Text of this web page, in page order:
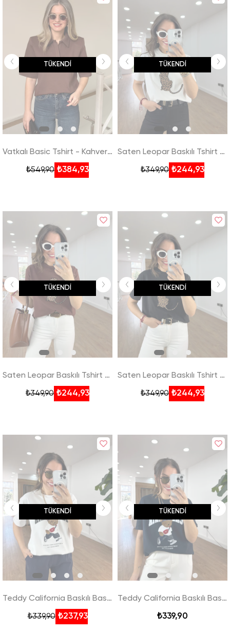
TÜKENDI
Vatkalı Basic Tshirt - Kahverengi
₺384,93
₺549,90
TÜKENDI
Saten Leopar Baskılı Tshirt - Beyaz
₺244,93
₺349,90
TÜKENDI
Saten Leopar Baskılı Tshirt - Kahverengi
₺244,93
₺349,90
TÜKENDI
Saten Leopar Baskılı Tshirt - Siyah
₺244,93
₺349,90
TÜKENDI
Teddy California Baskılı Basic Tshirt - Beyaz
₺237,93
₺339,90
TÜKENDI
Teddy California Baskılı Basic Tshirt - Lacivert
₺339,90